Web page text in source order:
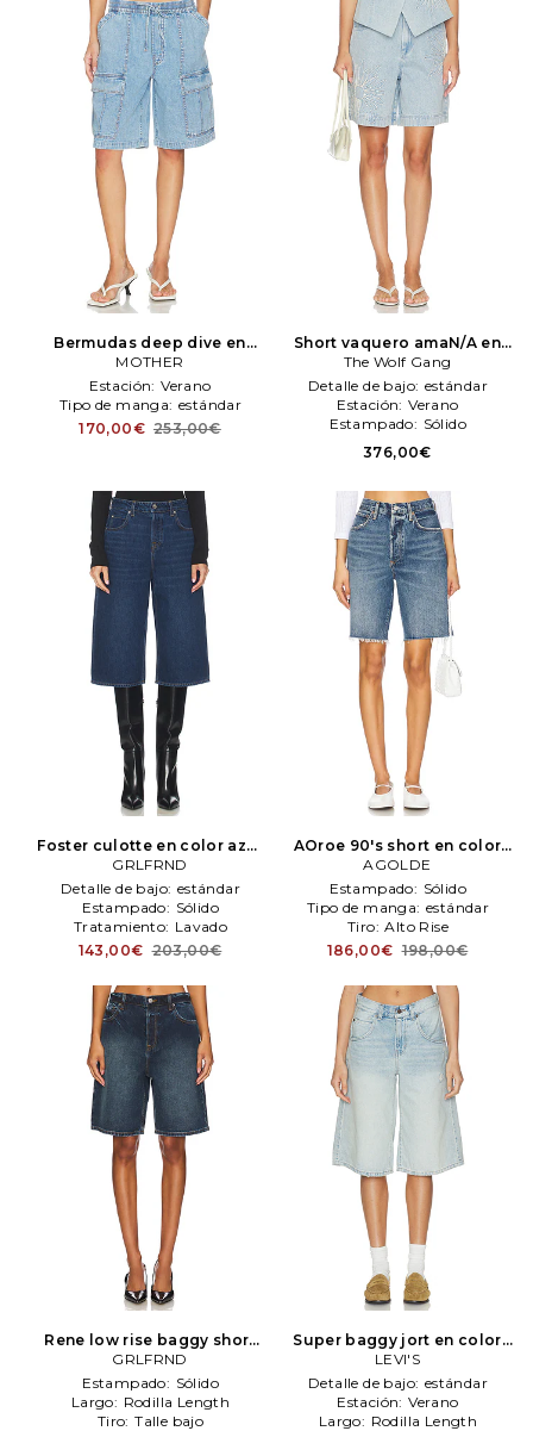
Bermudas deep dive en
color azul MOTHER
MOTHER
Estación: Verano
Tipo de manga: estándar
170,00€ 253,00€
Short vaquero amaN/A en
color azul The Wolf Gang
The Wolf Gang
Detalle de bajo: estándar
Estación: Verano
Estampado: Sólido
376,00€
Foster culotte en color azul
GRLFRND
GRLFRND
Detalle de bajo: estándar
Estampado: Sólido
Tratamiento: Lavado
143,00€ 203,00€
AOroe 90's short en color
azul AGOLDE
AGOLDE
Estampado: Sólido
Tipo de manga: estándar
Tiro: Alto Rise
186,00€ 198,00€
Rene low rise baggy short
en color Denim Oscuro
GRLFRND
GRLFRND
Estampado: Sólido
Largo: Rodilla Length
Tiro: Talle bajo
Super baggy jort en color
azul LEVI'S
LEVI'S
Detalle de bajo: estándar
Estación: Verano
Largo: Rodilla Length